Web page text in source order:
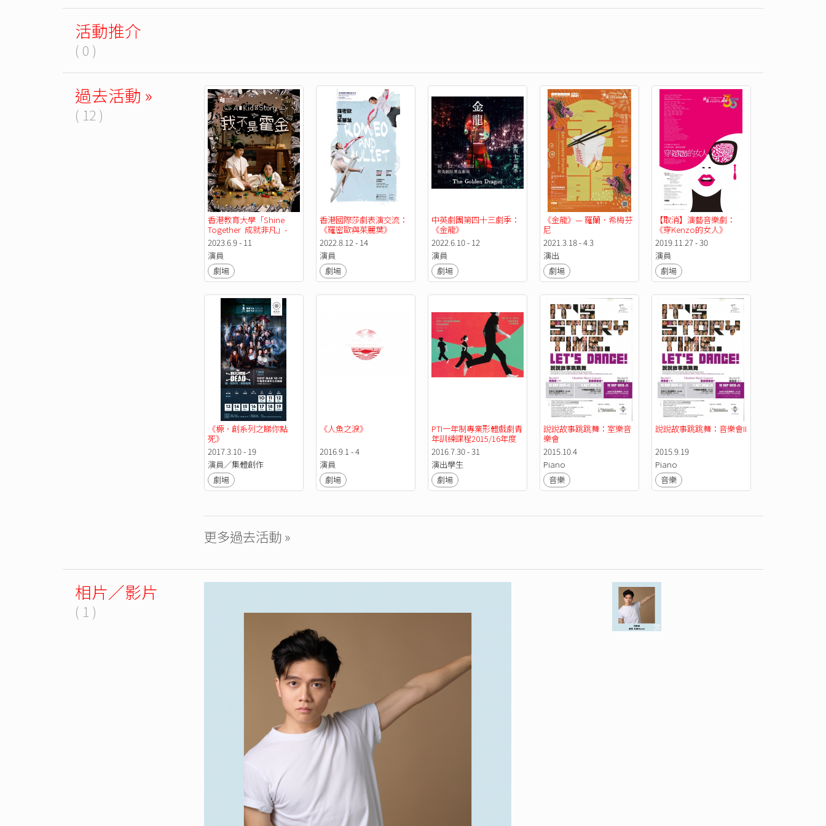
活動推介
( 0 )
過去活動 »
( 12 )
香港教育大學「Shine
Together  成就非凡」-
《我不是霍金》(重演)
2023.6.9 - 11
演員
劇場
香港國際莎劇表演交流：
《羅密歐與茱麗葉》
2022.8.12 - 14
演員
劇場
中英劇團第四十三劇季：
《金龍》
2022.6.10 - 12
演員
劇場
《金龍》— 羅蘭．希梅芬
尼
2021.3.18 - 4.3
演出
劇場
【取消】演藝音樂劇：
《穿Kenzo的女人》
2019.11.27 - 30
演員
劇場
《榞．創系列之睇你點
死》
2017.3.10 - 19
演員／集體創作
劇場
《人魚之淚》
2016.9.1 - 4
演員
劇場
PTI一年制專業形體戲劇青
年訓練課程2015/16年度
展演
2016.7.30 - 31
演出學生
劇場
說說故事跳跳舞：室樂音
樂會
2015.10.4
Piano
音樂
2015.9.19
Piano
音樂
更多過去活動 »
相片／影片
( 1 )